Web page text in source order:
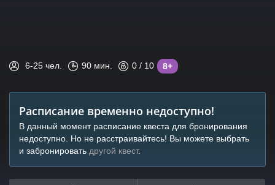
6-25 чел. 90 мин. 0 / 10 8+
Расписание временно недоступно!
В данный момент расписание квеста для бронирования
недоступно. Но не расстраивайтесь! Вы можете выбрать
и забронировать другой квест.